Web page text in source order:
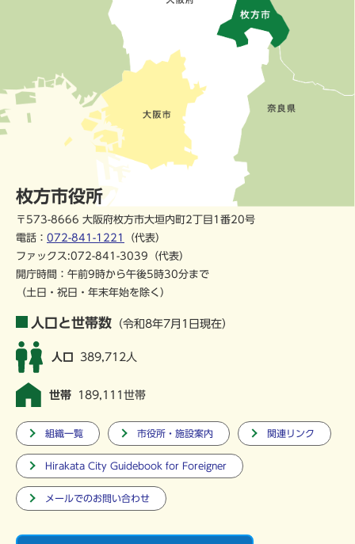
枚方市役所
〒573-8666 大阪府枚方市大垣内町2丁目1番20号
電話： 072-841-1221
（代表）
ファックス:072-841-3039（代表）
開庁時間：午前9時から午後5時30分まで
（土日・祝日・年末年始を除く）
人口と世帯数 （令和8年7月1日現在）
人口 389,712人
世帯 189,111世帯
組織一覧 市役所・施設案内 関連リンク
Hirakata City Guidebook for Foreigner
メールでのお問い合わせ